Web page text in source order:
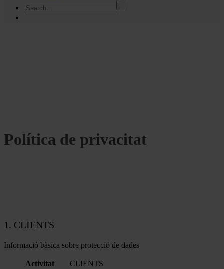
Política de privacitat
1. CLIENTS
Informació bàsica sobre protecció de dades
Activitat
CLIENTS